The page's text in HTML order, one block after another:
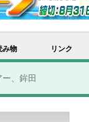
み物 リンク
、鉾田